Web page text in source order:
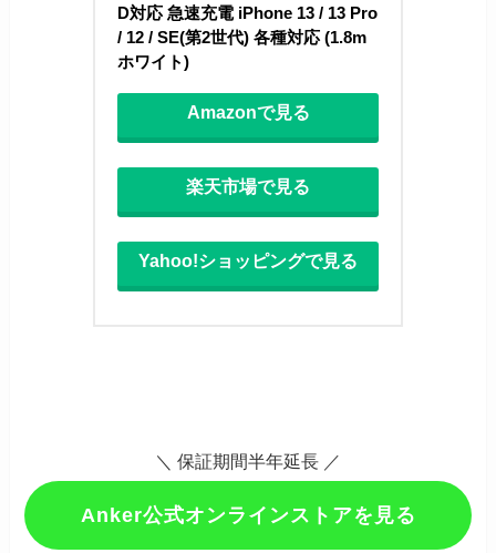
D対応 急速充電 iPhone 13 / 13 Pro
/ 12 / SE(第2世代) 各種対応 (1.8m
ホワイト)
Amazonで見る
楽天市場で見る
Yahoo!ショッピングで見る
＼ 保証期間半年延長 ／
Anker公式オンラインストアを見る